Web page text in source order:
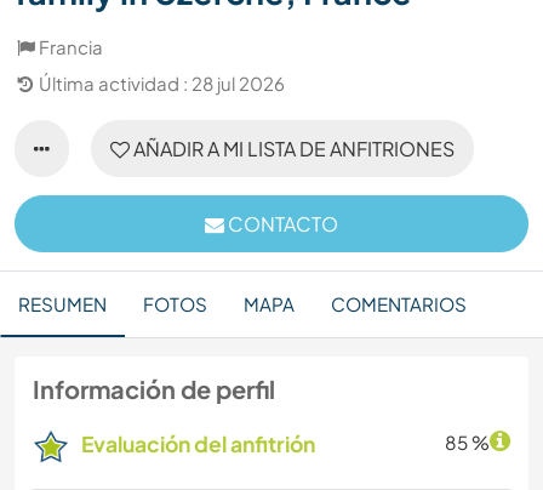
Francia
Última actividad : 28 jul 2026
AÑADIR A MI LISTA DE ANFITRIONES
CONTACTO
RESUMEN FOTOS MAPA COMENTARIOS
Información de perfil
Evaluación del anfitrión 85 %